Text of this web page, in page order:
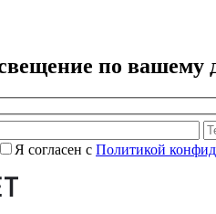
по вашему
Я согласен с Политикой